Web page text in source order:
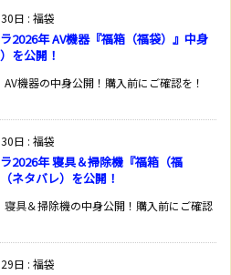
日 : 福袋
2026年 AV機器『福箱（福袋）』中身
を公開！
機器の中身公開！購入前にご確認を！
日 : 福袋
2026年 寝具＆掃除機『福箱（福
ネタバレ）を公開！
具＆掃除機の中身公開！購入前にご確認
日 : 福袋